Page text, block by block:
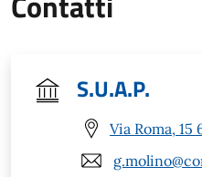
S.U.A.P.
Via Roma,